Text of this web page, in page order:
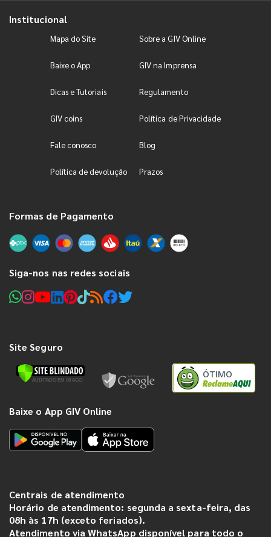
Institucional
Mapa do Site Sobre a GIV Online
Baixe o App GIV na Imprensa
Dicas e Tutoriais Regulamento
GIV coins Política de Privacidade
Fale conosco Blog
Política de devolução Prazos
Formas de Pagamento
Siga-nos nas redes sociais
Site Seguro
ÓTIMO
Baixe o App GIV Online
Centrais de atendimento
Horário de atendimento: segunda a sexta-feira, das
08h às 17h (exceto feriados).
Atendimento via WhatsApp disponível para todo o